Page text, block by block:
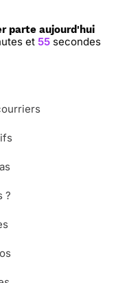
parte aujourd'hui
et 54 secondes
?